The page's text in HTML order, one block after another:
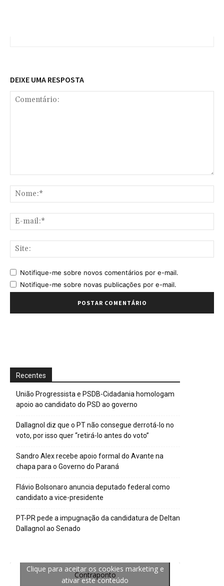
DEIXE UMA RESPOSTA
Notifique-me sobre novos comentários por e-mail.
Notifique-me sobre novas publicações por e-mail.
Recentes
União Progressista e PSDB-Cidadania homologam
apoio ao candidato do PSD ao governo
Dallagnol diz que o PT não consegue derrotá-lo no
voto, por isso quer “retirá-lo antes do voto”
Sandro Alex recebe apoio formal do Avante na
chapa para o Governo do Paraná
Flávio Bolsonaro anuncia deputado federal como
candidato a vice-presidente
PT-PR pede a impugnação da candidatura de Deltan
Dallagnol ao Senado
Contraponto
Clique para aceitar os cookies marketing e
ativar este conteúdo